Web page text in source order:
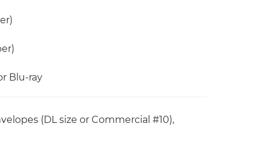
Blu-ray
(DL size or Commercial #10),